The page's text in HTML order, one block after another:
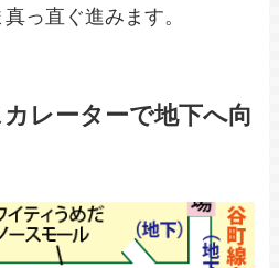
っ直ぐ進みます。
レーターで地下へ向